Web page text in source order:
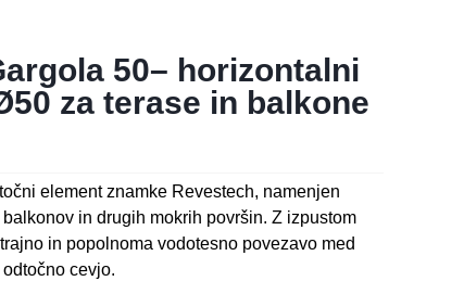
50– horizontalni
za terase in balkone
element znamke Revestech, namenjen
in drugih mokrih površin. Z izpustom
in popolnoma vodotesno povezavo med
cevjo.